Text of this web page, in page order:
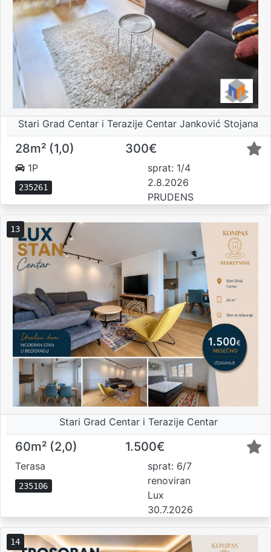
Stari Grad Centar i Terazije Centar Janković Stojana
28m² (1,0) 300€
1P
235261
sprat: 1/4
2.8.2026
PRUDENS
13
Stari Grad Centar i Terazije Centar
60m² (2,0) 1.500€
Terasa
235106
sprat: 6/7
renoviran
Lux
30.7.2026
14